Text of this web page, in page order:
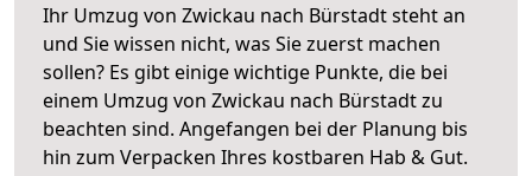
Ihr Umzug von Zwickau nach Bürstadt steht an
und Sie wissen nicht, was Sie zuerst machen
sollen? Es gibt einige wichtige Punkte, die bei
einem Umzug von Zwickau nach Bürstadt zu
beachten sind. Angefangen bei der Planung bis
hin zum Verpacken Ihres kostbaren Hab & Gut.